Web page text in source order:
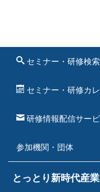
セミナー・研修検索
セミナー・研修カ
研修情報配信サー
参加機関・団体
とっとり新時代産